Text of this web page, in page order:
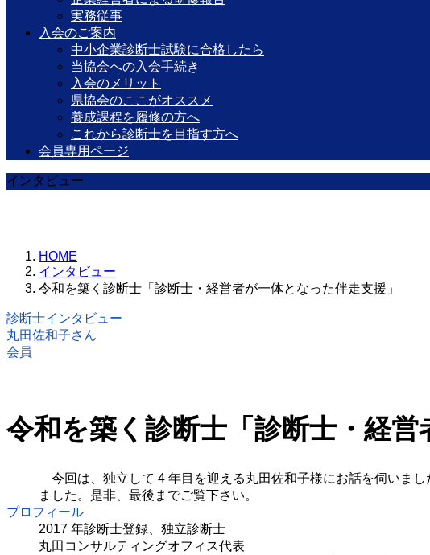
実務従事
入会のご案内
中小企業診断士試験に合格したら
当協会への入会手続き
入会のメリット
県協会のここがオススメ
養成課程を履修の方へ
これから診断士を目指す方へ
会員専用ページ
インタビュー
HOME
インタビュー
令和を築く診断士「診断士・経営者が一体となった伴走支援」
診断士インタビュー
丸田佐和子さん
会員
令和を築く診断士「診断士・経営
今回は、独立して 4 年目を迎える丸田佐和子様にお話を伺いま
ました。是非、最後までご覧下さい。
プロフィール
2017 年診断士登録、独立診断士
丸田コンサルティングオフィス代表